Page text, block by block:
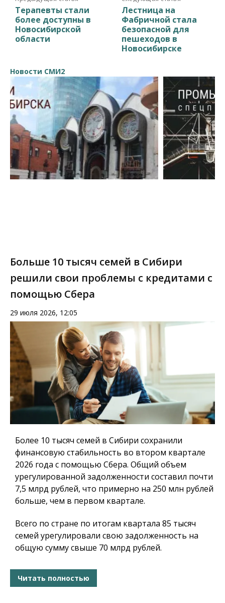
Терапевты стали
более доступны в
Новосибирской
области
Лестница на
Фабричной стала
безопасной для
пешеходов в
Новосибирске
Новости СМИ2
Больше 10 тысяч семей в Сибири
решили свои проблемы с кредитами с
помощью Сбера
29 июля 2026, 12:05
Более 10 тысяч семей в Сибири сохранили
финансовую стабильность во втором квартале
2026 года с помощью Сбера. Общий объем
урегулированной задолженности составил почти
7,5 млрд рублей, что примерно на 250 млн рублей
больше, чем в первом квартале.
Всего по стране по итогам квартала 85 тысяч
семей урегулировали свою задолженность на
общую сумму свыше 70 млрд рублей.
Читать полностью